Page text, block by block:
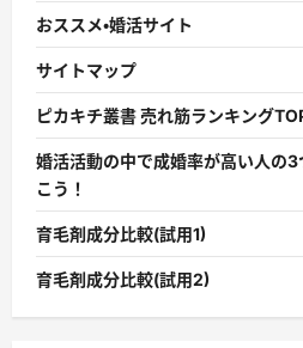
おススメ・婚活サイト
サイトマップ
ピカキチ叢書 売れ筋ランキング
婚活活動の中で成婚率が高い人の
こう！
育毛剤成分比較(試用1)
育毛剤成分比較(試用2)